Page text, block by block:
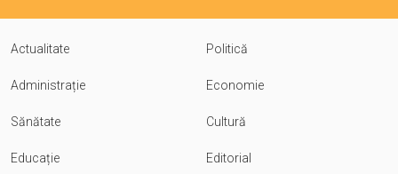
Actualitate Politică
Administrație Economie
Sănătate Cultură
Educație Editorial